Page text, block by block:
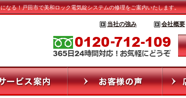
なる！戸田市で美和ロック電気錠システムの修理をご案内いたします。
当社の強み 会社概要